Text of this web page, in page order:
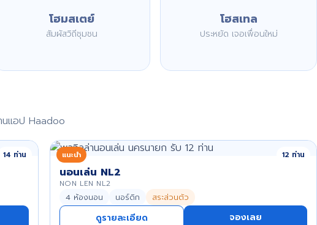
โฮมสเตย์
สัมผัสวิถีชุมชน
โฮสเทล
ประหยัด เจอเพื่อนใหม่
นแอป Haadoo
14 ท่าน แนะนำ 12 ท่าน
นอนเล่น NL2
NON LEN NL2
4 ห้องนอน นอร์ดิก สระส่วนตัว
ดูรายละเอียด จองเลย